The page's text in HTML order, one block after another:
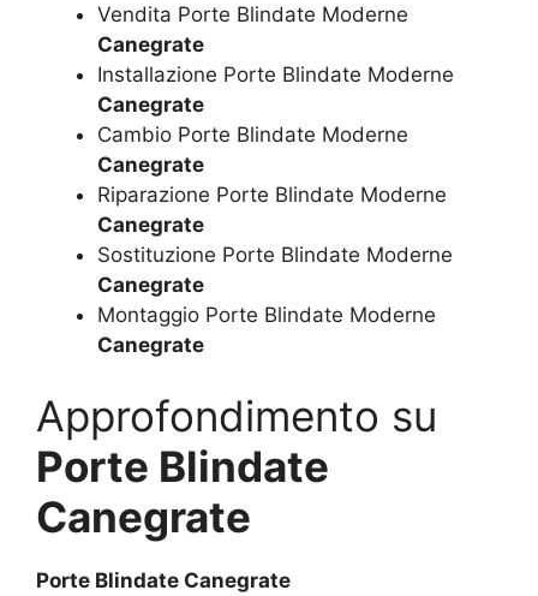
Vendita Porte Blindate Moderne
Canegrate
Installazione Porte Blindate Moderne
Canegrate
Cambio Porte Blindate Moderne
Canegrate
Riparazione Porte Blindate Moderne
Canegrate
Sostituzione Porte Blindate Moderne
Canegrate
Montaggio Porte Blindate Moderne
Canegrate
Approfondimento su
Porte Blindate
Canegrate
Porte Blindate Canegrate